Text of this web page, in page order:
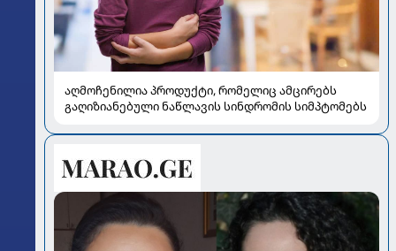
აღმოჩენილია პროდუქტი, რომელიც ამცირებს
გაღიზიანებული ნაწლავის სინდრომის სიმპტომებს